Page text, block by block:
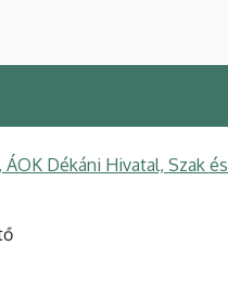
Dékáni Hivatal, Szak és